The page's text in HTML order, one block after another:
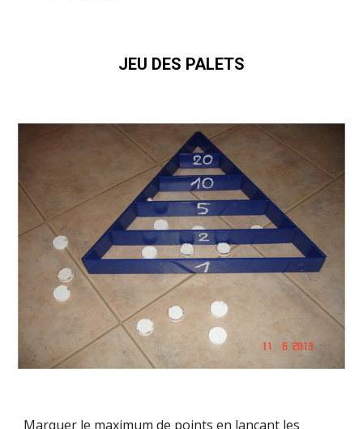
JEU DES PALETS
Marquer le maximum de points en lançant les